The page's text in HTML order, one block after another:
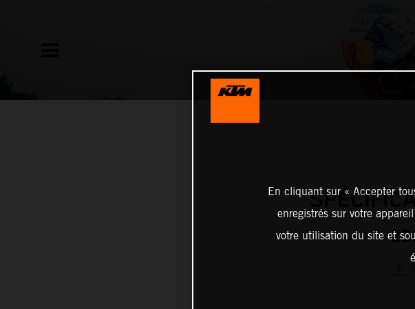
En cliquant sur « Accepter
enregistrés sur votre
votre utilisation du site et